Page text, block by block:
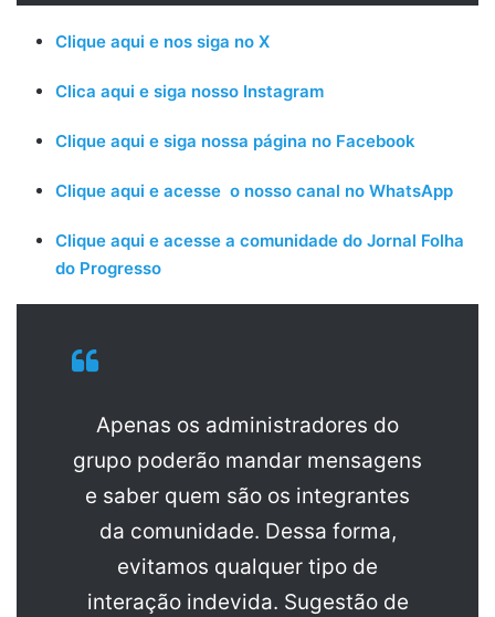
Clique aqui e nos siga no X
Clica aqui e siga nosso Instagram
Clique aqui e siga nossa página no Facebook
Clique aqui e acesse o nosso canal no WhatsApp
Clique aqui e acesse a comunidade do Jornal Folha
do Progresso
Apenas os administradores do
grupo poderão mandar mensagens
e saber quem são os integrantes
da comunidade. Dessa forma,
evitamos qualquer tipo de
interação indevida. Sugestão de